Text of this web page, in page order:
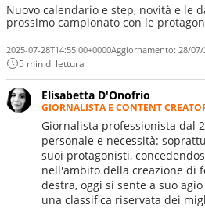
Nuovo calendario e step, novità e le
prossimo campionato con le
2025-07-28T14:55:00+0000Aggiornamento: 28/
5 min di lettura
Elisabetta D'Onofrio
GIORNALISTA E CONTENT
Giornalista professionista dal
personale e necessità:
suoi protagonisti,
nell'ambito della creazione di
destra, oggi si sente a suo
una classifica riservata dei